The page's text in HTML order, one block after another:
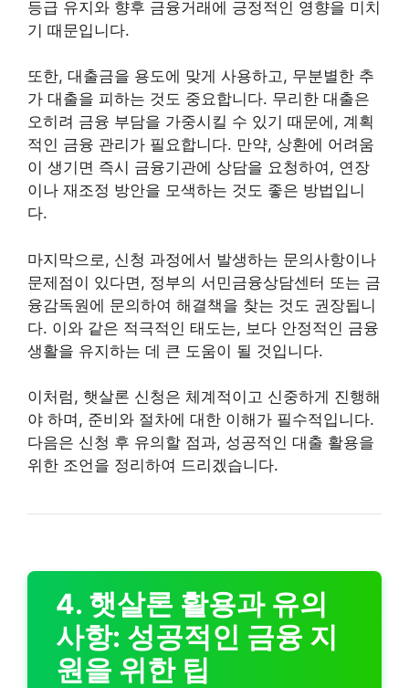
등급 유지와 향후 금융거래에 긍정적인 영향을 미치
기 때문입니다.
또한, 대출금을 용도에 맞게 사용하고, 무분별한 추
가 대출을 피하는 것도 중요합니다. 무리한 대출은
오히려 금융 부담을 가중시킬 수 있기 때문에, 계획
적인 금융 관리가 필요합니다. 만약, 상환에 어려움
이 생기면 즉시 금융기관에 상담을 요청하여, 연장
이나 재조정 방안을 모색하는 것도 좋은 방법입니
다.
마지막으로, 신청 과정에서 발생하는 문의사항이나
문제점이 있다면, 정부의 서민금융상담센터 또는 금
융감독원에 문의하여 해결책을 찾는 것도 권장됩니
다. 이와 같은 적극적인 태도는, 보다 안정적인 금융
생활을 유지하는 데 큰 도움이 될 것입니다.
이처럼, 햇살론 신청은 체계적이고 신중하게 진행해
야 하며, 준비와 절차에 대한 이해가 필수적입니다.
다음은 신청 후 유의할 점과, 성공적인 대출 활용을
위한 조언을 정리하여 드리겠습니다.
4. 햇살론 활용과 유의
사항: 성공적인 금융 지
원을 위한 팁